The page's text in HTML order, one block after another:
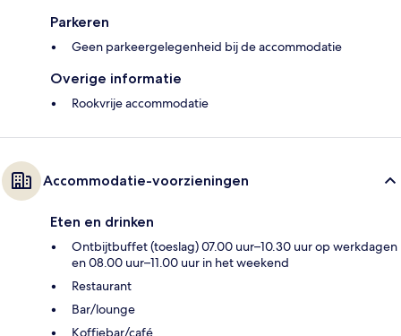
Parkeren
Geen parkeergelegenheid bij de accommodatie
Overige informatie
Rookvrije accommodatie
Accommodatie-voorzieningen
Eten en drinken
Ontbijtbuffet (toeslag) 07.00 uur–10.30 uur op werkdagen
en 08.00 uur–11.00 uur in het weekend
Restaurant
Bar/lounge
Koffiebar/café